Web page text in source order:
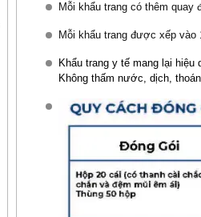
Mỗi khẩu trang có thêm quay
Mỗi khẩu trang được xếp vào
Khẩu trang y tế mang lại
Không thấm nước, dịch,